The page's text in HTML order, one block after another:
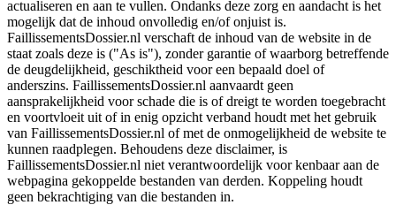
actualiseren en aan te vullen. Ondanks deze zorg en aandacht is het
mogelijk dat de inhoud onvolledig en/of onjuist is.
FaillissementsDossier.nl verschaft de inhoud van de website in de
staat zoals deze is ("As is"), zonder garantie of waarborg betreffende
de deugdelijkheid, geschiktheid voor een bepaald doel of
anderszins. FaillissementsDossier.nl aanvaardt geen
aansprakelijkheid voor schade die is of dreigt te worden toegebracht
en voortvloeit uit of in enig opzicht verband houdt met het gebruik
van FaillissementsDossier.nl of met de onmogelijkheid de website te
kunnen raadplegen. Behoudens deze disclaimer, is
FaillissementsDossier.nl niet verantwoordelijk voor kenbaar aan de
webpagina gekoppelde bestanden van derden. Koppeling houdt
geen bekrachtiging van die bestanden in.